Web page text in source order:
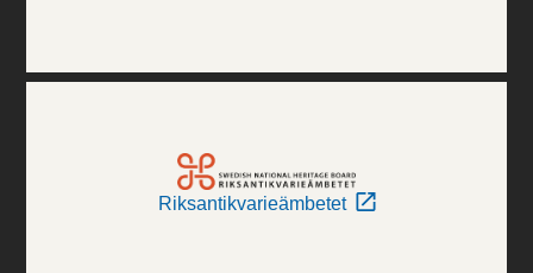
Riksantikvarieämbetet